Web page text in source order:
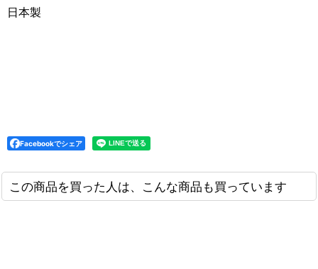
日本製
Facebookでシェア
この商品を買った人は、こんな商品も買っています